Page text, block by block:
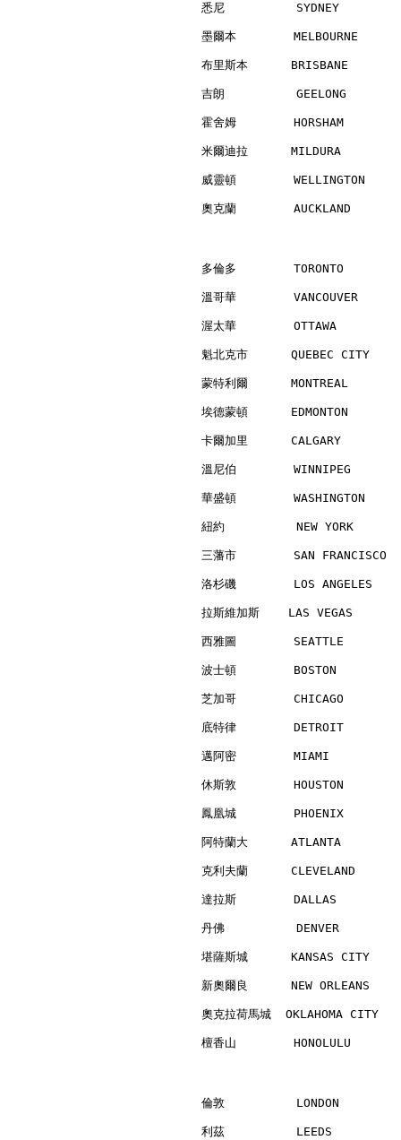
悉尼          SYDNEY
墨爾本        MELBOURNE
布里斯本      BRISBANE
吉朗          GEELONG
霍舍姆        HORSHAM
米爾迪拉      MILDURA
威靈頓        WELLINGTON
奧克蘭        AUCKLAND
多倫多        TORONTO
溫哥華        VANCOUVER
渥太華        OTTAWA
魁北克市      QUEBEC
蒙特利爾      MONTREAL
埃德蒙頓
卡爾加里      CALGARY
溫尼伯        WINNIPEG
華盛頓
紐約          NEW YORK
三藩市        SAN
洛杉磯        LOS
拉斯維加斯    LAS
西雅圖        SEATTLE
波士頓        BOSTON
芝加哥        CHICAGO
底特律        DETROIT
邁阿密        MIAMI
休斯敦        HOUSTON
鳳凰城        PHOENIX
阿特蘭大      ATLANTA
克利夫蘭
達拉斯        DALLAS
丹佛          DENVER
堪薩斯城      KANSAS
新奧爾良      NEW
奧克拉荷馬城
檀香山        HONOLULU
倫敦          LONDON
利茲          LEEDS